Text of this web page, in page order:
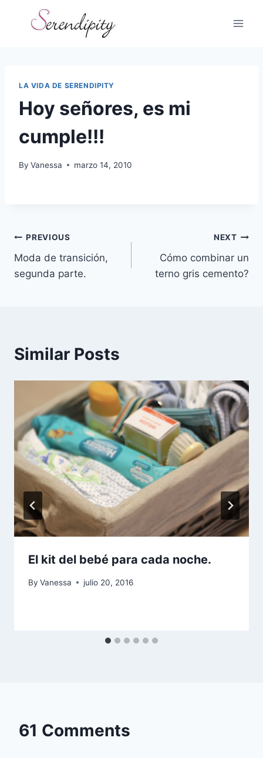
LA VIDA DE SERENDIPITY
Hoy señores, es mi
cumple!!!
By Vanessa marzo 14, 2010
Navegación
de
PREVIOUS
Moda de transición,
segunda parte.
NEXT
Cómo combinar un
terno gris cemento?
Similar Posts
El kit del bebé para cada noche.
By Vanessa julio 20, 2016
61 Comments